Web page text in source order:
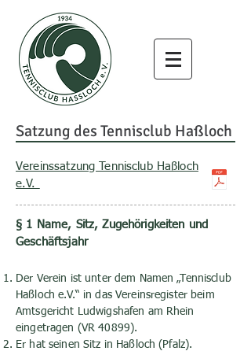
Satzung des Tennisclub Haßloch
Vereinssatzung Tennisclub Haßloch
e.V.
§ 1 Name, Sitz, Zugehörigkeiten und
Geschäftsjahr
Der Verein ist unter dem Namen „Tennisclub
Haßloch e.V.“ in das Vereinsregister beim
Amtsgericht Ludwigshafen am Rhein
eingetragen (VR 40899).
Er hat seinen Sitz in Haßloch (Pfalz).